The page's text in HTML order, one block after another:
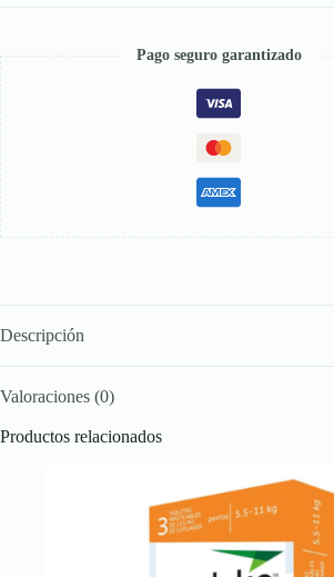
cantidad
Pago seguro garantizado
Descripción
Valoraciones (0)
Productos relacionados